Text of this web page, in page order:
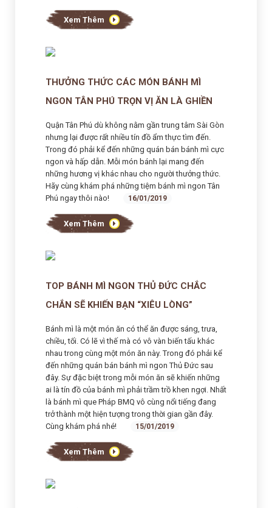
Xem Thêm
THƯỞNG THỨC CÁC MÓN BÁNH MÌ
NGON TÂN PHÚ TRỌN VỊ ĂN LÀ GHIỀN
Quận Tân Phú dù không nằm gần trung tâm Sài Gòn
nhưng lại được rất nhiều tín đồ ẩm thực tìm đến.
Trong đó phải kể đến những quán bán bánh mì cực
ngon và hấp dẫn. Mỗi món bánh lại mang đến
những hương vị khác nhau cho người thưởng thức.
Hãy cùng khám phá những tiệm bánh mì ngon Tân
Phú ngay thôi nào!
16/01/2019
Xem Thêm
TOP BÁNH MÌ NGON THỦ ĐỨC CHẮC
CHẮN SẼ KHIẾN BẠN “XIÊU LÒNG”
Bánh mì là một món ăn có thể ăn được sáng, trưa,
chiều, tối. Có lẽ vì thế mà có vô vàn biến tấu khác
nhau trong cùng một món ăn này. Trong đó phải kể
đến những quán bán bánh mì ngon Thủ Đức sau
đây. Sự đặc biệt trong mỗi món ăn sẽ khiến những
ai là tín đồ của bánh mì phải trầm trồ khen ngợi. Nhất
là bánh mì que Pháp BMQ vô cùng nổi tiếng đang
trở thành một hiện tượng trong thời gian gần đây.
Cùng khám phá nhé!
15/01/2019
Xem Thêm